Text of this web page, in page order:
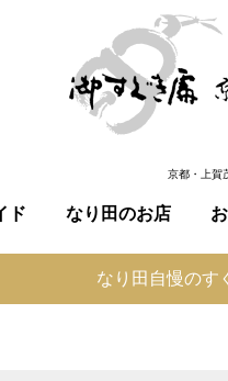
京都・上賀
ド なり田のお店
なり田自慢のす